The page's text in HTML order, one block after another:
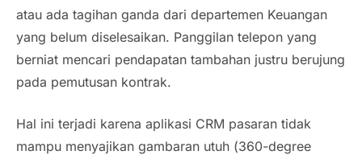
atau ada tagihan ganda dari departemen Keuangan
yang belum diselesaikan. Panggilan telepon yang
berniat mencari pendapatan tambahan justru berujung
pada pemutusan kontrak.
Hal ini terjadi karena aplikasi CRM pasaran tidak
mampu menyajikan gambaran utuh (360-degree